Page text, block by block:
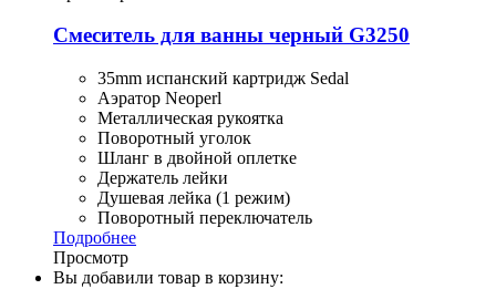
Смеситель для ванны черный G3250
35mm испанский картридж Sedal
Аэратор Neoperl
Металлическая рукоятка
Поворотный уголок
Шланг в двойной оплетке
Держатель лейки
Душевая лейка (1 режим)
Поворотный переключатель
Подробнее
Просмотр
Вы добавили товар в корзину: